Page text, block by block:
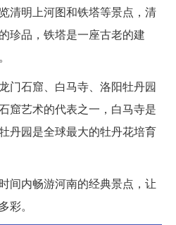
清明上河图和铁塔等景点，清
珍品，铁塔是一座古老的建
门石窟、白马寺、洛阳牡丹园
窟艺术的代表之一，白马寺是
丹园是全球最大的牡丹花培育
间内畅游河南的经典景点，让
彩。